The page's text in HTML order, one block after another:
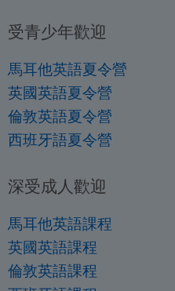
受青少年歡迎
馬耳他英語夏令營
英國英語夏令營
倫敦英語夏令營
西班牙語夏令營
深受成人歡迎
馬耳他英語課程
英國英語課程
倫敦英語課程